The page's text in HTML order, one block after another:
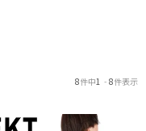
8件中1 - 8件表示